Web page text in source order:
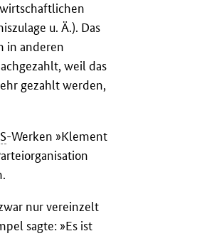
u. Ä.). Das
in anderen
weil das
gezahlt werden,
-Werken »Klement
nur vereinzelt
sagte: »Es ist